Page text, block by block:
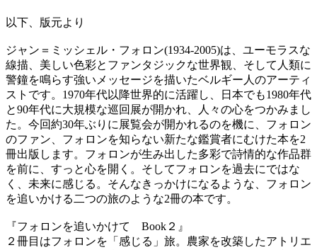
以下、版元より
ジャン＝ミッシェル・フォロン(1934-2005)は、ユーモラスな
線描、美しい色彩とファンタジックな世界観、そして人類に
警鐘を鳴らす強いメッセージを描いたベルギー人のアーティ
ストです。1970年代以降世界的に活躍し、日本でも1980年代
と90年代に大規模な巡回展が開かれ、人々の心をつかみまし
た。今回約30年ぶりに展覧会が開かれるのを機に、フォロン
のファン、フォロンを知らない新たな鑑賞者にむけた本を2
冊出版します。フォロンが生み出した多彩で詩情的な作品群
を前に、すっと心を開く。そしてフォロンを過去にではな
く、未来に感じる。そんなきっかけになるような、フォロン
を追いかける二つの旅のような2冊の本です。
『フォロンを追いかけて Book２』
２冊目はフォロンを「感じる」旅。農家を改築したアトリエ